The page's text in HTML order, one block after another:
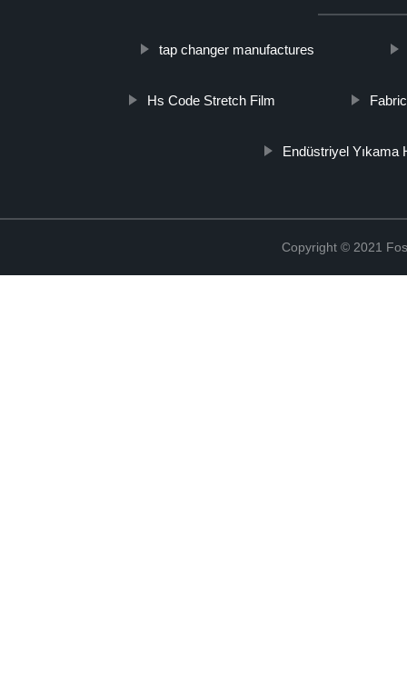
tap changer manufactures
Hs Code Stretch Film
Endüstriyel Yıkama
Copyright © 2021